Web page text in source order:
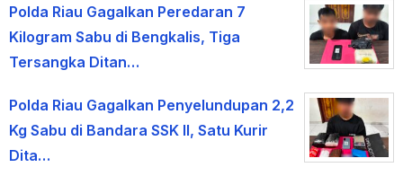
Polda Riau Gagalkan Peredaran 7
Kilogram Sabu di Bengkalis, Tiga
Tersangka Ditan…
Polda Riau Gagalkan Penyelundupan 2,2
Kg Sabu di Bandara SSK II, Satu Kurir
Dita…